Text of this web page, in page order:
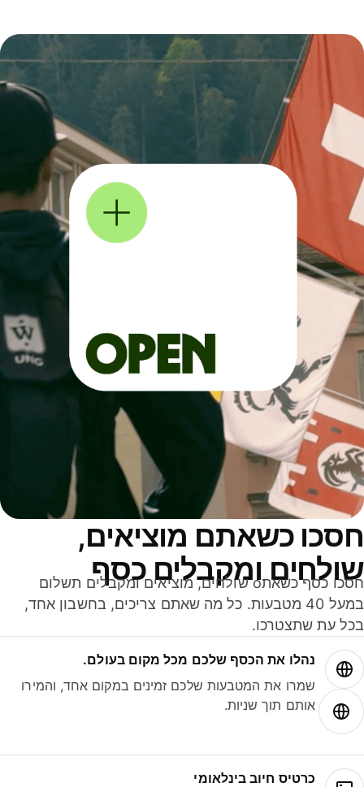
כשאתם מוציאים,
ומקבלים כסף
חסכו כסף כשאתo שולחים, מוציאים ומקבלים תשלום
במעל 40 מטבעות. כל מה שאתם צריכים, בחשבון אחד,
עת שתצטרכו.
נהלו את הכסף שלכם מכל מקום בעולם.
שמרו את המטבעות שלכם זמינים במקום אחד, והמירו
אותם תוך שניות.
כרטיס חיוב בינלאומי